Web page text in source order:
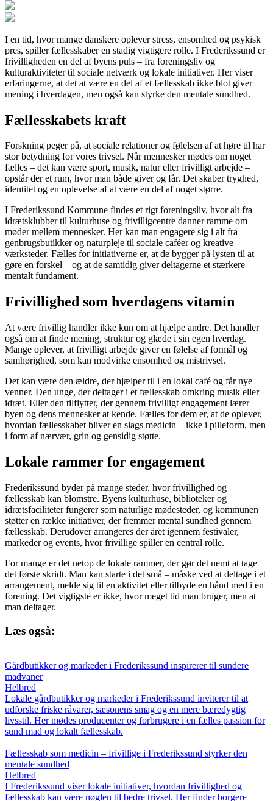
I en tid, hvor mange danskere oplever stress, ensomhed og psykisk
pres, spiller fællesskaber en stadig vigtigere rolle. I Frederikssund er
frivilligheden en del af byens puls – fra foreningsliv og
kulturaktiviteter til sociale netværk og lokale initiativer. Her viser
erfaringerne, at det at være en del af et fællesskab ikke blot giver
mening i hverdagen, men også kan styrke den mentale sundhed.
Fællesskabets kraft
Forskning peger på, at sociale relationer og følelsen af at høre til har
stor betydning for vores trivsel. Når mennesker mødes om noget
fælles – det kan være sport, musik, natur eller frivilligt arbejde –
opstår der et rum, hvor man både giver og får. Det skaber tryghed,
identitet og en oplevelse af at være en del af noget større.
I Frederikssund Kommune findes et rigt foreningsliv, hvor alt fra
idrætsklubber til kulturhuse og frivilligcentre danner ramme om
møder mellem mennesker. Her kan man engagere sig i alt fra
genbrugsbutikker og naturpleje til sociale caféer og kreative
værksteder. Fælles for initiativerne er, at de bygger på lysten til at
gøre en forskel – og at de samtidig giver deltagerne et stærkere
mentalt fundament.
Frivillighed som hverdagens vitamin
At være frivillig handler ikke kun om at hjælpe andre. Det handler
også om at finde mening, struktur og glæde i sin egen hverdag.
Mange oplever, at frivilligt arbejde giver en følelse af formål og
samhørighed, som kan modvirke ensomhed og mistrivsel.
Det kan være den ældre, der hjælper til i en lokal café og får nye
venner. Den unge, der deltager i et fællesskab omkring musik eller
idræt. Eller den tilflytter, der gennem frivilligt engagement lærer
byen og dens mennesker at kende. Fælles for dem er, at de oplever,
hvordan fællesskabet bliver en slags medicin – ikke i pilleform, men
i form af nærvær, grin og gensidig støtte.
Lokale rammer for engagement
Frederikssund byder på mange steder, hvor frivillighed og
fællesskab kan blomstre. Byens kulturhuse, biblioteker og
idrætsfaciliteter fungerer som naturlige mødesteder, og kommunen
støtter en række initiativer, der fremmer mental sundhed gennem
fællesskab. Derudover arrangeres der året igennem festivaler,
markeder og events, hvor frivillige spiller en central rolle.
For mange er det netop de lokale rammer, der gør det nemt at tage
det første skridt. Man kan starte i det små – måske ved at deltage i et
arrangement, melde sig til en aktivitet eller tilbyde en hånd med i en
forening. Det vigtigste er ikke, hvor meget tid man bruger, men at
man deltager.
Læs også:
Gårdbutikker og markeder i Frederikssund inspirerer til sundere
madvaner
Helbred
Lokale gårdbutikker og markeder i Frederikssund inviterer til at
udforske friske råvarer, sæsonens smag og en mere bæredygtig
livsstil. Her mødes producenter og forbrugere i en fælles passion for
sund mad og lokalt fællesskab.
Fællesskab som medicin – frivillige i Frederikssund styrker den
mentale sundhed
Helbred
I Frederikssund viser lokale initiativer, hvordan frivillighed og
fællesskab kan være nøglen til bedre trivsel. Her finder borgere